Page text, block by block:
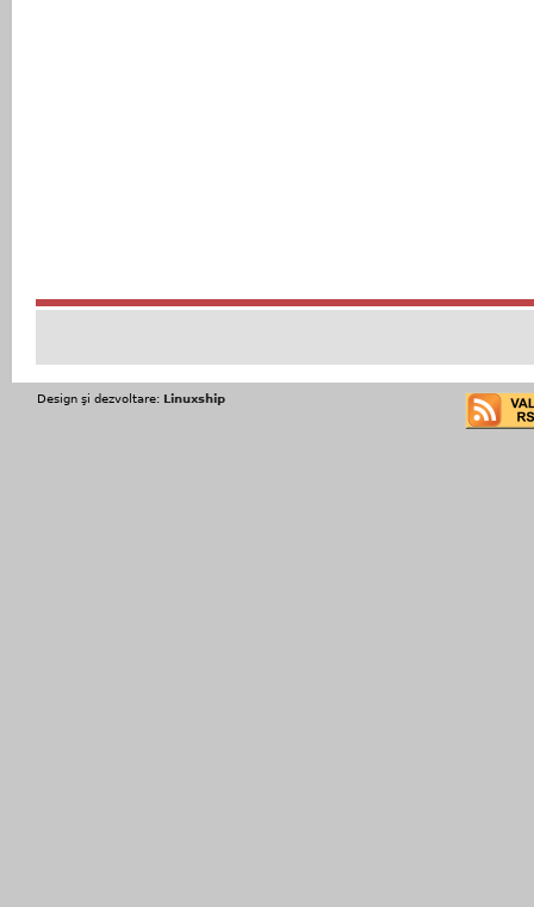
Design şi dezvoltare: Linuxship